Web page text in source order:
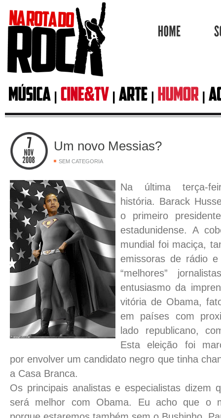
Um novo Messias?
SEM CATEGORIA
Na última terça-
história. Barack
o primeiro
estadunidense. A
mundial foi maciça,
emissoras de rádio
“melhores”
entusiasmo da
vitória de Obama,
em países com
lado republicano,
Esta eleição foi
por envolver um candidato negro que tinha
a Casa Branca.
Os principais analistas e especialistas dizem
será melhor com Obama. Eu acho que o